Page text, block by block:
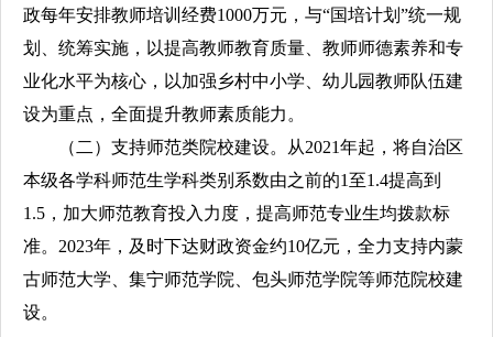
政每年安排教师培训经费1000万元，与“国培计划”统一规
划、统筹实施，以提高教师教育质量、教师师德素养和专
业化水平为核心，以加强乡村中小学、幼儿园教师队伍建
设为重点，全面提升教师素质能力。
（二）支持师范类院校建设。从2021年起，将自治区
本级各学科师范生学科类别系数由之前的1至1.4提高到
1.5，加大师范教育投入力度，提高师范专业生均拨款标
准。2023年，及时下达财政资金约10亿元，全力支持内蒙
古师范大学、集宁师范学院、包头师范学院等师范院校建
设。